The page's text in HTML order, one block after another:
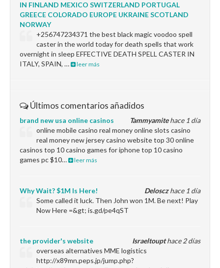
IN FINLAND MEXICO SWITZERLAND PORTUGAL
GREECE COLORADO EUROPE UKRAINE SCOTLAND
NORWAY
+256747234371 the best black magic voodoo spell
caster in the world today for death spells that work
overnight in sleep EFFECTIVE DEATH SPELL CASTER IN
ITALY, SPAIN, …
leer más
Últimos comentarios añadidos
Tammyamitehace 1 día
brand new usa online casinos
online mobile casino real money online slots casino
real money new jersey casino website top 30 online
casinos top 10 casino games for iphone top 10 casino
games pc $10…
leer más
Delosczhace 1 día
Why Wait? $1M Is Here!
Some called it luck. Then John won 1M. Be next! Play
Now Here =&gt; is.gd/pe4qST
Israeltoupthace 2 días
the provider's website
overseas alternatives MME logistics
http://x89mn.peps.jp/jump.php?